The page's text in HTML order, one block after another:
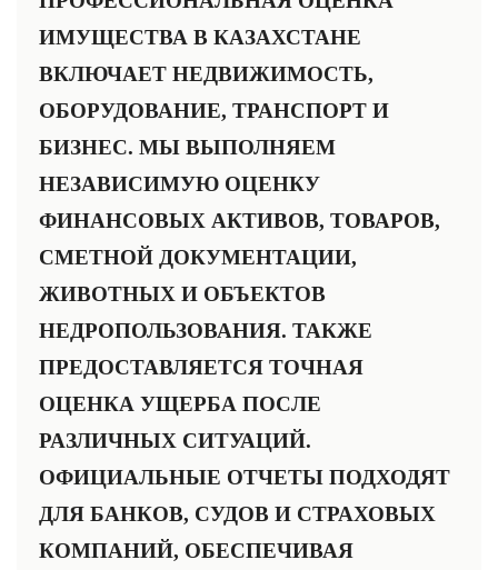
ИМУЩЕСТВА В КАЗАХСТАНЕ
ВКЛЮЧАЕТ НЕДВИЖИМОСТЬ,
ОБОРУДОВАНИЕ, ТРАНСПОРТ И
БИЗНЕС. МЫ ВЫПОЛНЯЕМ
НЕЗАВИСИМУЮ ОЦЕНКУ
ФИНАНСОВЫХ АКТИВОВ, ТОВАРОВ,
СМЕТНОЙ ДОКУМЕНТАЦИИ,
ЖИВОТНЫХ И ОБЪЕКТОВ
НЕДРОПОЛЬЗОВАНИЯ. ТАКЖЕ
ПРЕДОСТАВЛЯЕТСЯ ТОЧНАЯ
ОЦЕНКА УЩЕРБА ПОСЛЕ
РАЗЛИЧНЫХ СИТУАЦИЙ.
ОФИЦИАЛЬНЫЕ ОТЧЕТЫ ПОДХОДЯТ
ДЛЯ БАНКОВ, СУДОВ И СТРАХОВЫХ
КОМПАНИЙ, ОБЕСПЕЧИВАЯ